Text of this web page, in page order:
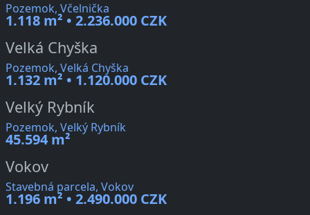
Pozemok, Včelnička
1.118 m² • 2.236.000 CZK
Velká Chyška
Pozemok, Velká Chyška
1.132 m² • 1.120.000 CZK
Velký Rybník
Pozemok, Velký Rybník
45.594 m²
Vokov
Stavebná parcela, Vokov
1.196 m² • 2.490.000 CZK